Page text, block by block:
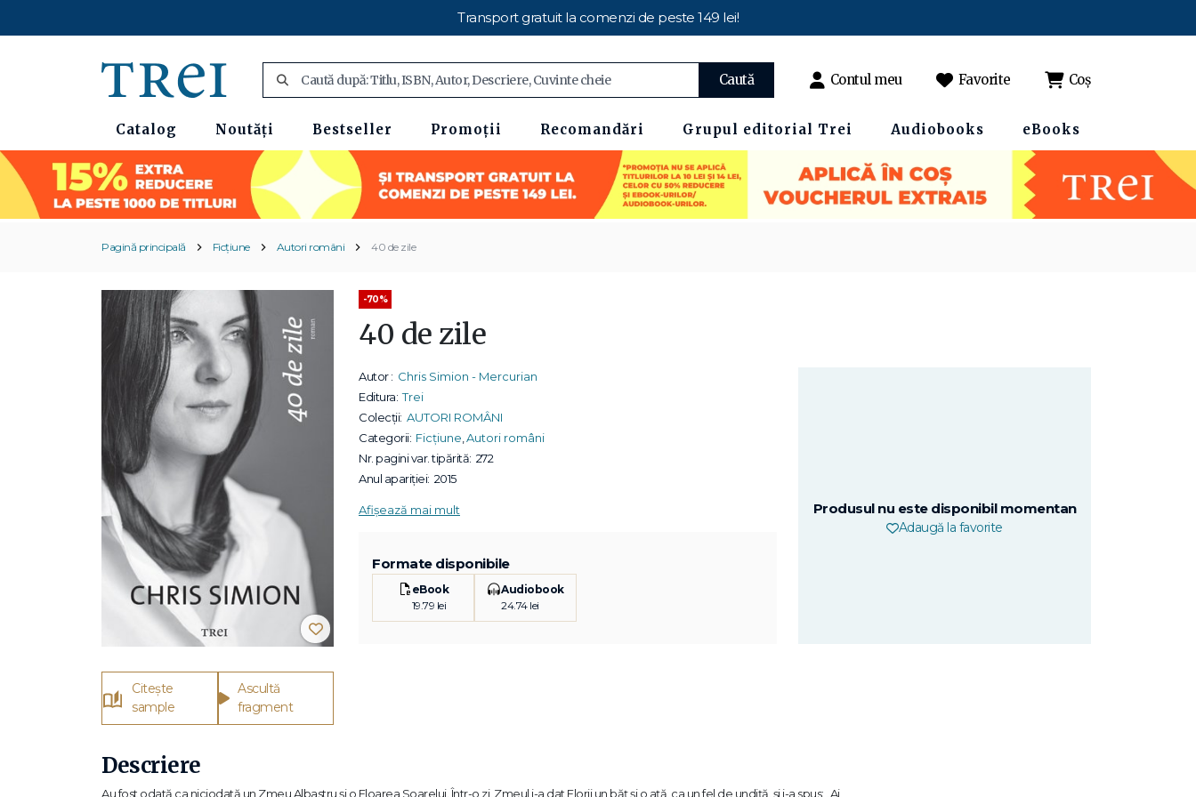
Transport gratuit la comenzi de peste 149 lei!
Caută Contul meu Favorite Coș
Catalog Noutăți Bestseller Promoții Recomandări Grupul editorial Trei Audiobooks eBooks
Pagină principală Ficțiune Autori români 40 de zile
Citește
sample
Ascultă
fragment
-70%
40 de zile
Autor : Chris Simion - Mercurian
Editura: Trei
Colecții: AUTORI ROMÂNI
Categorii: Ficțiune Autori români
Nr. pagini var. tipărită: 272
Anul apariției: 2015
Afișează mai mult
Formate disponibile
eBook
19.79 lei
Audiobook
24.74 lei
Produsul nu este disponibil momentan
Adaugă la favorite
Descriere
Au fost odată ca niciodată un Zmeu Albastru şi o Floarea Soarelui. Într-o zi, Zmeul i-a dat Florii un băţ şi o aţă, ca un fel de undiţă, şi i-a spus: „Ai